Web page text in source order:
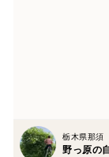
栃木県那須
野っ原の